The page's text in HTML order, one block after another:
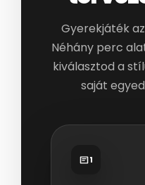
Gyerekjáték
Néhány perc
kiválasztod a
saját
1